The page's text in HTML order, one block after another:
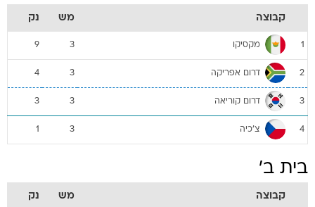
קבוצה מש נק
1 מקסיקו 3
9
2 דרום אפריקה 3
4
3 דרום קוריאה 3
3
4 צ'כיה 3
1
בית ב'
קבוצה מש נק